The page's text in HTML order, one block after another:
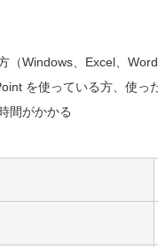
（Windows、Excel、
を使っている方、使っ
間がかかる